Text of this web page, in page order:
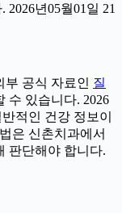
년05월01일 21
부 공식 자료인 질
수 있습니다. 2026
적인 건강 정보이
은 신촌치과에서
판단해야 합니다.